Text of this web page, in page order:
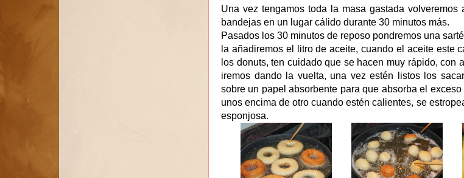
Una vez tengamos toda la masa gastada volveremos
bandejas en un lugar cálido durante 30 minutos más.
Pasados los 30 minutos de reposo pondremos una
la añadiremos el litro de aceite, cuando el aceite este
los donuts, ten cuidado que se hacen muy rápido, con
iremos dando la vuelta, una vez estén listos los
sobre un papel absorbente para que absorba el
unos encima de otro cuando estén calientes, se
esponjosa.